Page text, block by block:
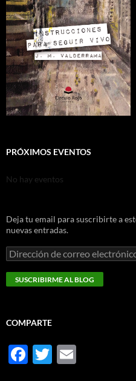
PRÓXIMOS EVENTOS
No hay eventos
Deja tu email para suscribirte a
nuevas entradas.
Dirección
de
correo
electrónico
SUSCRIBIRME AL BLOG
COMPARTE
F
T